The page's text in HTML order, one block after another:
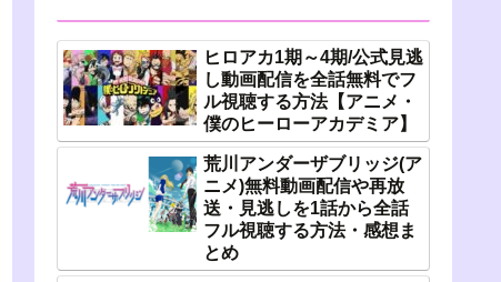
ヒロアカ1期～4期/公式見逃
し動画配信を全話無料でフ
ル視聴する方法【アニメ・
僕のヒーローアカデミア】
荒川アンダーザブリッジ(ア
ニメ)無料動画配信や再放
送・見逃しを1話から全話
フル視聴する方法・感想ま
とめ